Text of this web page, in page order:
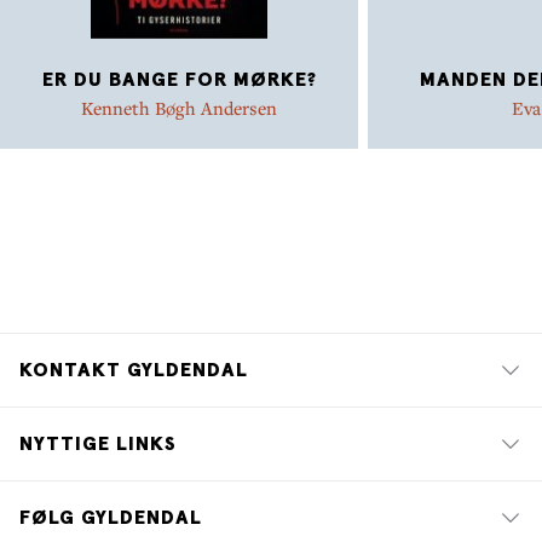
ER DU BANGE FOR MØRKE?
Kenneth Bøgh Andersen
MANDEN
KONTAKT GYLDENDAL
NYTTIGE LINKS
FØLG GYLDENDAL